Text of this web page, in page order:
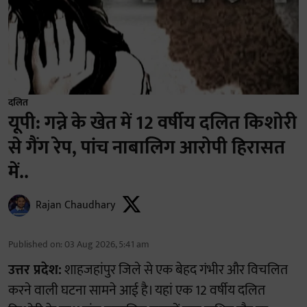
दलित
यूपी: गन्ने के खेत में 12 वर्षीय दलित किशोरी
से गैंग रेप, पांच नाबालिग आरोपी हिरासत
में..
Rajan Chaudhary
Published on: 03 Aug 2026, 5:41 am
उत्तर प्रदेश:शाहजहांपुर जिले से एक बेहद गंभीर और विचलित
करने वाली घटना सामने आई है। यहां एक 12 वर्षीय दलित